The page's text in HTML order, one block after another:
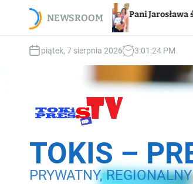
NEWSROOM
Pani Jarosława świętowała swój
piątek, 7 sierpnia 2026 3:01 :25 PM
TOKIS –
PRYWATNY,